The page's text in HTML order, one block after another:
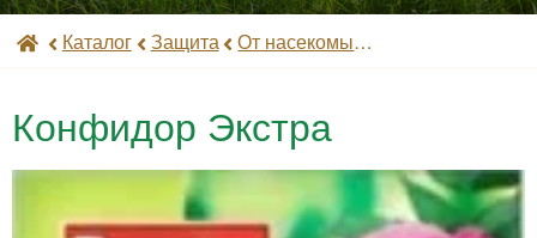
Каталог
Оплата
Контакты
+7(495) 597-82-01
Найти
Мир газонов
Каталог Защита От насекомых (инсектициды)
Конфидор Экстра